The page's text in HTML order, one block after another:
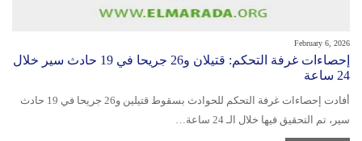
February 6, 2026
إحصاءات غرفة التحكم: قتيلان و26 جريحا في 19 حادث سير خلال
24 ساعة
أفادت إحصاءات غرفة التحكم للحوادث بسقوط قتيلين و26 جريحا في 19 حادث
سير، تم التحقيق فيها خلال الـ 24 ساعة…